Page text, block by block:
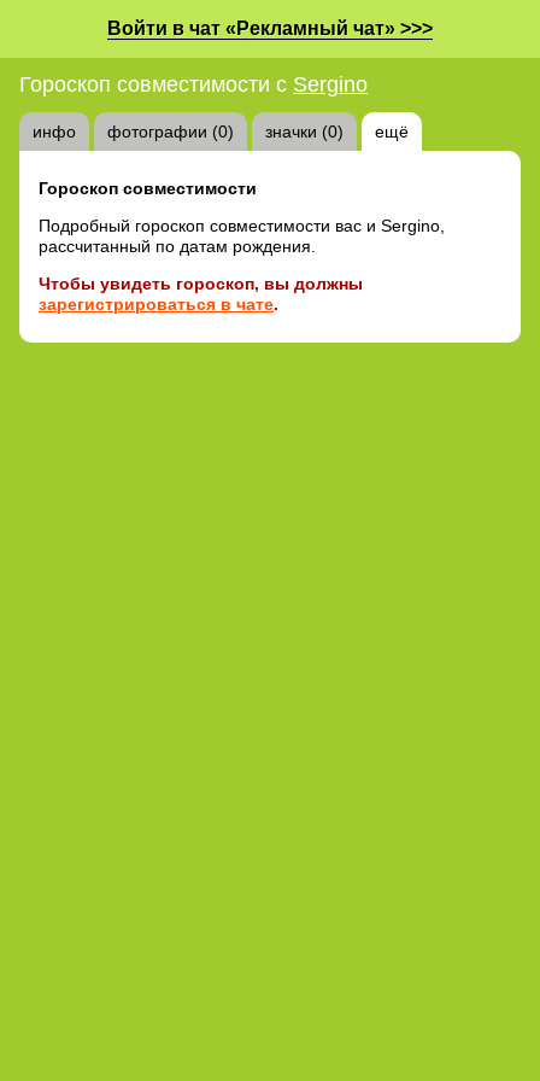
Войти в чат «Рекламный чат» >>>
Гороскоп совместимости с Sergino
инфо фотографии (0) значки (0) ещё
Гороскоп совместимости
Подробный гороскоп совместимости вас и Sergino,
рассчитанный по датам рождения.
Чтобы увидеть гороскоп, вы должны
зарегистрироваться в чате.